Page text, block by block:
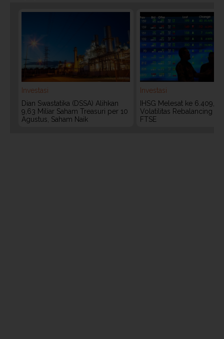
Investasi
Dian Swastatika (DSSA) Alihkan
9,63 Miliar Saham Treasuri per 10
Agustus, Saham Naik
Investasi
IHSG Melesat ke 6.409,
Volatilitas Rebalancing
FTSE